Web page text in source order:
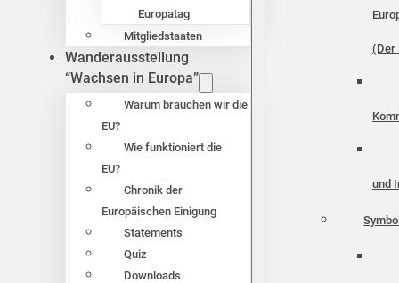
Europatag
Mitgliedstaaten
Wanderausstellung
“Wachsen in Europa”
Warum brauchen wir die
EU?
Wie funktioniert die
EU?
Chronik der
Europäischen Einigung
Statements
Quiz
Downloads
(Der
und